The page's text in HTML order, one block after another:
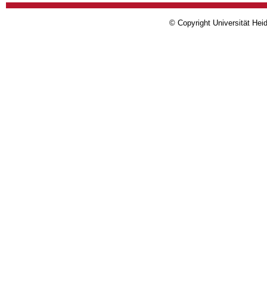
© Copyright Universität